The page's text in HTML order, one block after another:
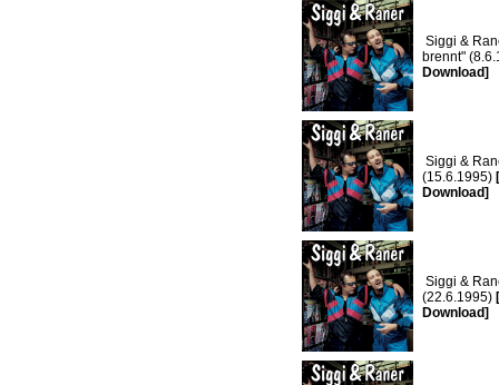
Siggi &
brennt"
Download]
Siggi &
(15.6.1995)
Download]
Siggi &
(22.6.1995)
Download]